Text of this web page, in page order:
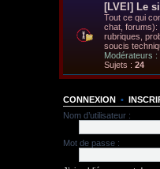
[LVEI] Le
Tout ce qui
chat, forums):
rubriques,
soucis
Modérateurs :
Sujets : 24
CONNEXION •
Nom d’utilisateur :
Mot de passe :